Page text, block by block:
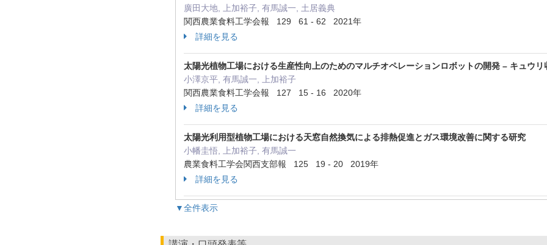
廣田大地, 上加裕子, 有馬誠一, 土居義典
関西農業食料工学会報 129 61 - 62 2021年
詳細を見る
太陽光植物工場における生産性向上のためのマルチオペレーションロボットの開発 – キュウ
小澤京平, 有馬誠一, 上加裕子
関西農業食料工学会報 127 15 - 16 2020年
詳細を見る
太陽光利用型植物工場における天窓自然換気による排熱促進とガス環境改善に関する研究
小幡圭悟, 上加裕子, 有馬誠一
農業食料工学会関西支部報 125 19 - 20 2019年
詳細を見る
▼全件表示